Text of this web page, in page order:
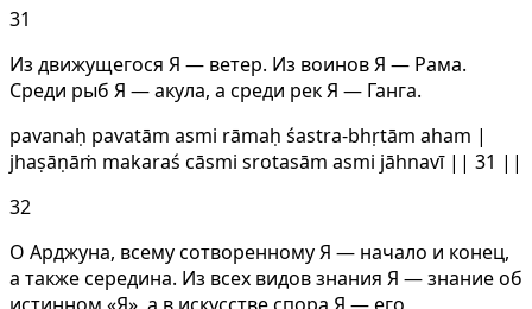
31
Из движущегося Я — ветер. Из воинов Я — Рама.
Среди рыб Я — акула, а среди рек Я — Ганга.
pavanaḥ pavatām asmi rāmaḥ śastra-bhṛtām aham |
jhaṣāṇāṁ makaraś cāsmi srotasām asmi jāhnavī || 31 ||
32
О Арджуна, всему сотворенному Я — начало и конец,
а также середина. Из всех видов знания Я — знание об